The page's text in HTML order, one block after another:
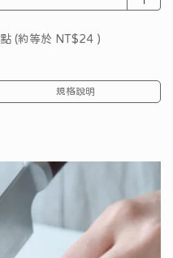
點 (約等於 NT$24 )
規格說明